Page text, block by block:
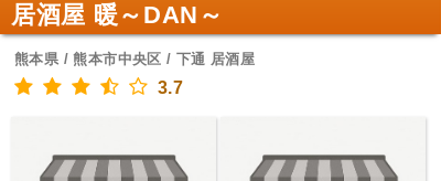
居酒屋 暖～DAN～
熊本県 / 熊本市中央区 / 下通 居酒屋
3.7